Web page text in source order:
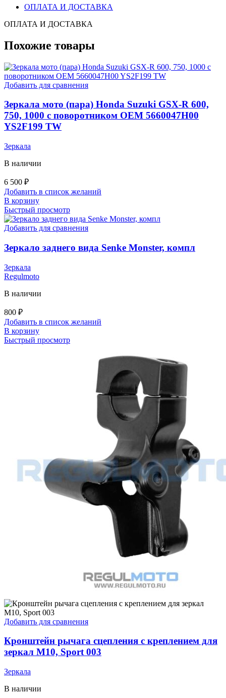
ОПЛАТА И ДОСТАВКА
ОПЛАТА И ДОСТАВКА
Похожие товары
Добавить для сравнения
Зеркала мото (пара) Honda Suzuki GSX-R 600,
750, 1000 с поворотником OEM 5660047H00
YS2F199 TW
Зеркала
В наличии
6 500 ₽
Добавить в список желаний
В корзину
Быстрый просмотр
Добавить для сравнения
Зеркало заднего вида Senke Monster, компл
Зеркала
Regulmoto
В наличии
800 ₽
Добавить в список желаний
В корзину
Быстрый просмотр
Добавить для сравнения
Кронштейн рычага сцепления с креплением для
зеркал М10, Sport 003
Зеркала
В наличии